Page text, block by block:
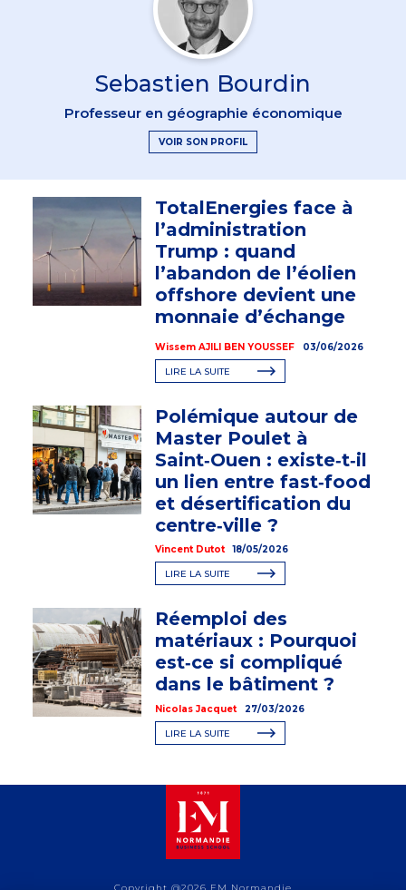
Sebastien Bourdin
Professeur en géographie économique
VOIR SON PROFIL
TotalEnergies face à
l’administration
Trump : quand
l’abandon de l’éolien
offshore devient une
monnaie d’échange
Wissem AJILI BEN YOUSSEF 03/06/2026
LIRE LA SUITE
Polémique autour de
Master Poulet à
Saint‑Ouen : existe‑t‑il
un lien entre fast‑food
et désertification du
centre‑ville ?
Vincent Dutot 18/05/2026
LIRE LA SUITE
Réemploi des
matériaux : Pourquoi
est‑ce si compliqué
dans le bâtiment ?
Nicolas Jacquet 27/03/2026
LIRE LA SUITE